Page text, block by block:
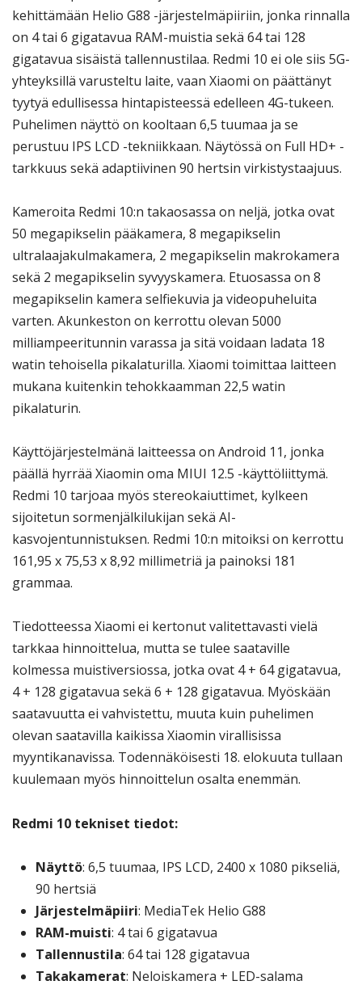
kehittämään Helio G88 -järjestelmäpiiriin, jonka rinnalla
on 4 tai 6 gigatavua RAM-muistia sekä 64 tai 128
gigatavua sisäistä tallennustilaa. Redmi 10 ei ole siis 5G-
yhteyksillä varusteltu laite, vaan Xiaomi on päättänyt
tyytyä edullisessa hintapisteessä edelleen 4G-tukeen.
Puhelimen näyttö on kooltaan 6,5 tuumaa ja se
perustuu IPS LCD -tekniikkaan. Näytössä on Full HD+ -
tarkkuus sekä adaptiivinen 90 hertsin virkistystaajuus.
Kameroita Redmi 10:n takaosassa on neljä, jotka ovat
50 megapikselin pääkamera, 8 megapikselin
ultralaajakulmakamera, 2 megapikselin makrokamera
sekä 2 megapikselin syvyyskamera. Etuosassa on 8
megapikselin kamera selfiekuvia ja videopuheluita
varten. Akunkeston on kerrottu olevan 5000
milliampeeritunnin varassa ja sitä voidaan ladata 18
watin tehoisella pikalaturilla. Xiaomi toimittaa laitteen
mukana kuitenkin tehokkaamman 22,5 watin
pikalaturin.
Käyttöjärjestelmänä laitteessa on Android 11, jonka
päällä hyrrää Xiaomin oma MIUI 12.5 -käyttöliittymä.
Redmi 10 tarjoaa myös stereokaiuttimet, kylkeen
sijoitetun sormenjälkilukijan sekä AI-
kasvojentunnistuksen. Redmi 10:n mitoiksi on kerrottu
161,95 x 75,53 x 8,92 millimetriä ja painoksi 181
grammaa.
Tiedotteessa Xiaomi ei kertonut valitettavasti vielä
tarkkaa hinnoittelua, mutta se tulee saataville
kolmessa muistiversiossa, jotka ovat 4 + 64 gigatavua,
4 + 128 gigatavua sekä 6 + 128 gigatavua. Myöskään
saatavuutta ei vahvistettu, muuta kuin puhelimen
olevan saatavilla kaikissa Xiaomin virallisissa
myyntikanavissa. Todennäköisesti 18. elokuuta tullaan
kuulemaan myös hinnoittelun osalta enemmän.
Redmi 10 tekniset tiedot:
Näyttö: 6,5 tuumaa, IPS LCD, 2400 x 1080 pikseliä,
90 hertsiä
Järjestelmäpiiri: MediaTek Helio G88
RAM-muisti: 4 tai 6 gigatavua
Tallennustila: 64 tai 128 gigatavua
Takakamerat: Neloiskamera + LED-salama